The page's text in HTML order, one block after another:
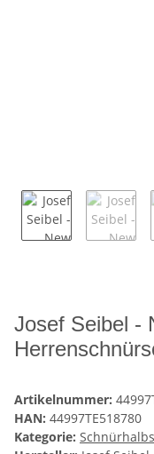
Josef Seibel -
Artikelnummer:
HAN: 44997TE518780
Kategorie: